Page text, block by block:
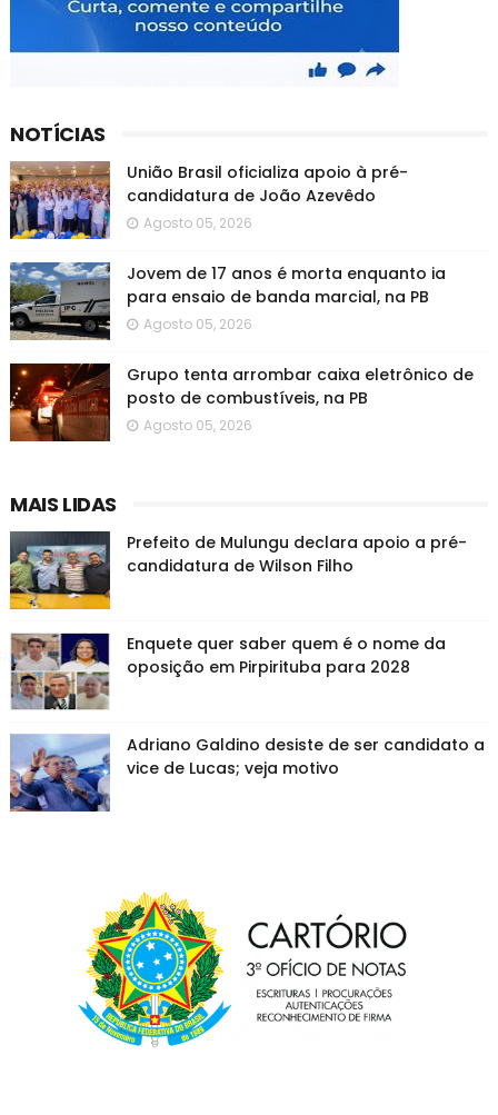
NOTÍCIAS
União Brasil oficializa apoio à pré-
candidatura de João Azevêdo
Agosto 05, 2026
Jovem de 17 anos é morta enquanto ia
para ensaio de banda marcial, na PB
Agosto 05, 2026
Grupo tenta arrombar caixa eletrônico de
posto de combustíveis, na PB
Agosto 05, 2026
MAIS LIDAS
Prefeito de Mulungu declara apoio a pré-
candidatura de Wilson Filho
Enquete quer saber quem é o nome da
oposição em Pirpirituba para 2028
Adriano Galdino desiste de ser candidato a
vice de Lucas; veja motivo